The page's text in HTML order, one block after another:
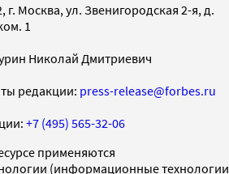
г. Москва, ул. Звенигородская 2-я, д.
1
Николай Дмитриевич
редакции: press-release@forbes.ru
+7 (495) 565-32-06
применяются
(информационные технологии